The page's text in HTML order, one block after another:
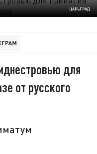
ЦАРЬГРАД
для
от русского